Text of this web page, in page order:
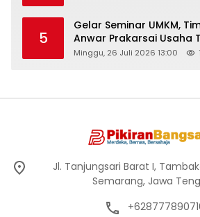
5
Gelar Seminar UMKM,
Anwar Prakarsai Usaha
di Logung
Minggu, 26 Juli 2026 13:00
Jl. Tanjungsari Barat I,
Semarang, Jawa